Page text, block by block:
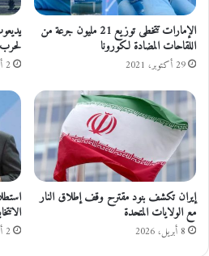
ر
ك
ب
ة
ل
ة
ا
ع
ا
ن
س
ي
ء
و
ا
س
الإمارات تتخطى توزيع 21 مليون جرعة من
اللقاحات المضادة لكورونا
29 أكتوبر، 2021
لحرب
2 أبريل، 2024
إيران تكشف بنود مقترح وقف إطلاق النار
مع الولايات المتحدة
8 أبريل، 2026 2 أكتوبر، 2022